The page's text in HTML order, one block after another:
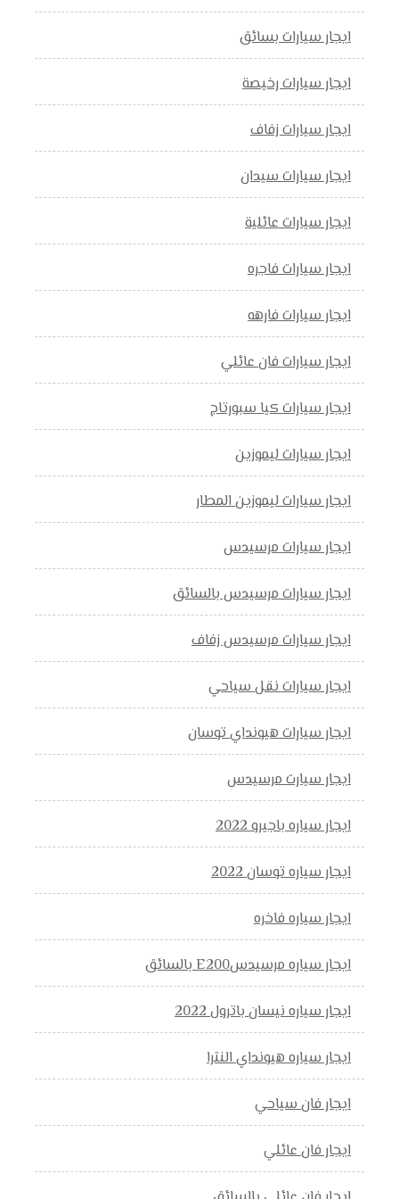
ايجار سيارات بسائق
ايجار سيارات رخيصة
ايجار سيارات زفاف
ايجار سيارات سيدان
ايجار سيارات عائلية
ايجار سيارات فاجره
ايجار سيارات فارهه
ايجار سيارات فان عائلي
ايجار سيارات كيا سبورتاج
ايجار سيارات ليموزين
ايجار سيارات ليموزين المطار
ايجار سيارات مرسيدس
ايجار سيارات مرسيدس بالسائق
ايجار سيارات مرسيدس زفاف
ايجار سيارات نقل سياحي
ايجار سيارات هيونداي توسان
ايجار سيارت مرسيدس
ايجار سياره باجيرو 2022
ايجار سياره توسان 2022
ايجار سياره فاخره
ايجار سياره مرسيدسE200 بالسائق
ايجار سياره نيسان باترول 2022
ايجار سياره هيونداي النترا
ايجار فان سياحي
ايجار فان عائلي